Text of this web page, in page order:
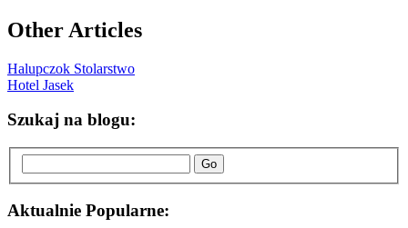
Other Articles
Halupczok Stolarstwo
Hotel Jasek
Szukaj na blogu:
Go
Aktualnie Popularne: